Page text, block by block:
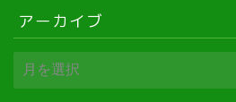
アーカイブ
ア
ー